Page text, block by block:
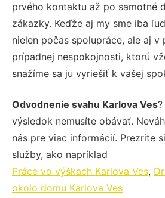
prvého kontaktu až po samotné
zákazky. Keďže aj my sme iba
nielen počas spolupráce, ale aj v
prípadnej nespokojnosti, ktorú
snažíme sa ju vyriešiť k vašej
Odvodnenie svahu Karlova Ves
výsledok nemusíte obávať.
nás pre viac informácií. Prezrite
služby, ako napríklad
Práce vo výškach Karlova Ves,
okolo domu Karlova Ves